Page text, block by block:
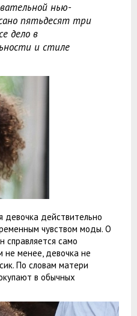
нью-
пятьдесят три
дело в
и стиле
девочка действительно
чувством моды. О
справляется само
менее, девочка не
По словам матери
в обычных